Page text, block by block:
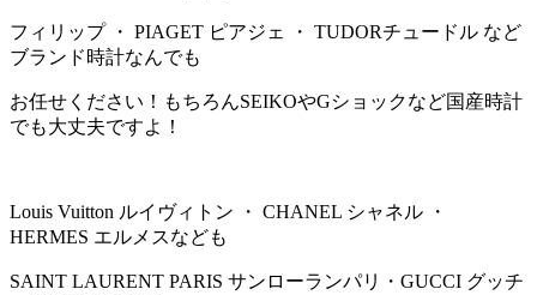
フィリップ ・ PIAGET ピアジェ ・ TUDORチュードル など
ブランド時計なんでも
お任せください！もちろんSEIKOやGショックなど国産時計
でも大丈夫ですよ！
Louis Vuitton ルイヴィトン ・ CHANEL シャネル ・
HERMES エルメスなども
SAINT LAURENT PARIS サンローランパリ・GUCCI グッチ